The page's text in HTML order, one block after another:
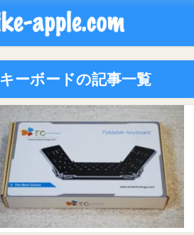
キーボードの記事一覧